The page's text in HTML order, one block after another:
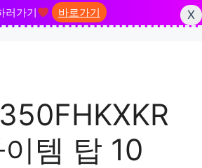
러가기 바로가기
X
템 탑 10